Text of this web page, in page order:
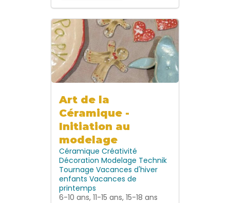
Art de la
Céramique -
Initiation au
modelage
Céramique Créativité
Décoration Modelage Technik
Tournage Vacances d'hiver
enfants Vacances de
printemps
6-10 ans, 11-15 ans, 15-18 ans